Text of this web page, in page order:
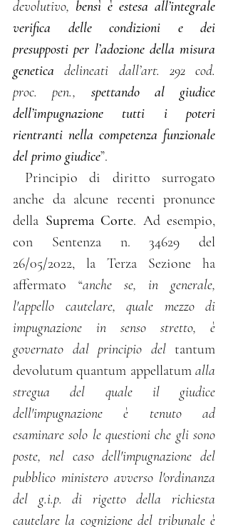
devolutivo, bensì è estesa all’integrale
verifica delle condizioni e dei
presupposti per l’adozione della misura
genetica delineati dall’art. 292 cod.
proc. pen., spettando al giudice
dell’impugnazione tutti i poteri
rientranti nella competenza funzionale
del primo giudice”.
anche da alcune recenti pronunce
della Suprema Corte. Ad esempio,
con Sentenza n. 34629 del
26/05/2022, la Terza Sezione ha
affermato “anche se, in generale,
l'appello cautelare, quale mezzo di
impugnazione in senso stretto, è
governato dal principio del tantum
devolutum quantum appellatum alla
stregua del quale il giudice
dell'impugnazione è tenuto ad
esaminare solo le questioni che gli sono
poste, nel caso dell'impugnazione del
pubblico ministero avverso l'ordinanza
del g.i.p. di rigetto della richiesta
cautelare la cognizione del tribunale è